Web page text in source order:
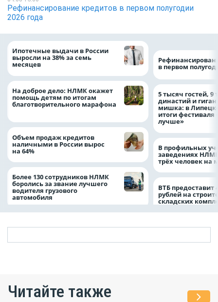
Рефинансирование кредитов в первом полугодии
2026 года
Ипотечные выдачи в России
выросли на 38% за семь
месяцев
На доброе дело: НЛМК окажет
помощь детям по итогам
благотворительного марафона
Объем продаж кредитов
наличными в России вырос
на 64%
Более 130 сотрудников НЛМК
боролись за звание лучшего
водителя грузового
автомобиля
в первом
5 тысяч гостей, 9
династий и
мишка: в
итоги фестиваля
лучше»
В профильных
заведениях
трёх человек на
ВТБ предоставит
рублей на
складских
Читайте также